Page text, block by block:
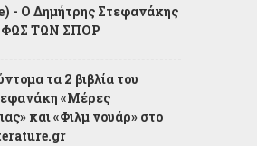
- Ο Δημήτρης Στεφανάκης
ΦΩΣ ΤΩΝ ΣΠΟΡ
τα 2 βιβλία του
«Μέρες
και «Φιλμ νουάρ» στο